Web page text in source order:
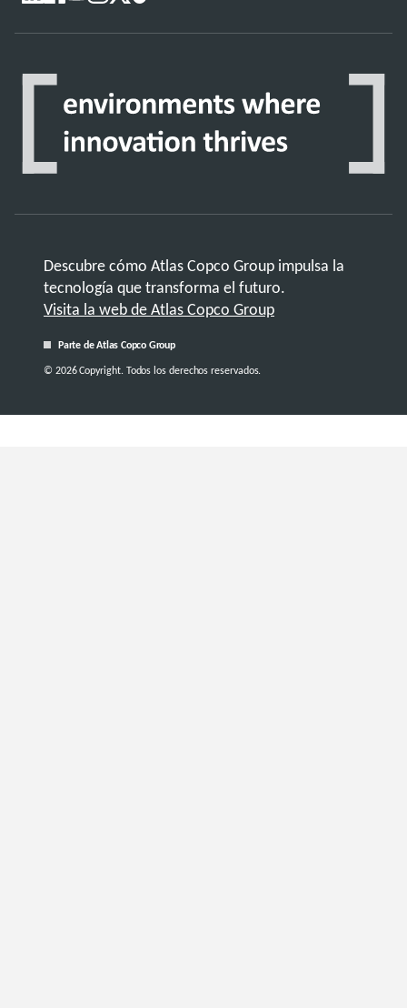
Descubre cómo Atlas Copco Group impulsa la
tecnología que transforma el futuro.
Visita la web de Atlas Copco Group
Parte de Atlas Copco Group
© 2026 Copyright. Todos los derechos reservados.